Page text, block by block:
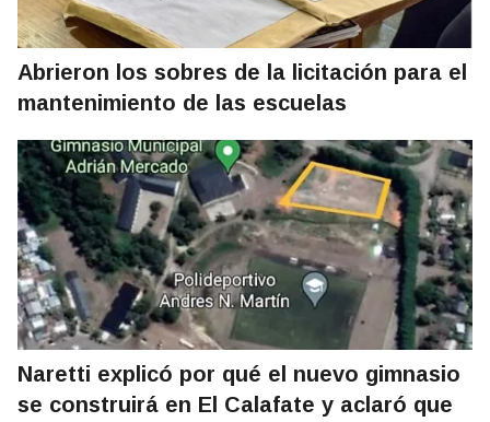
Abrieron los sobres de la licitación para el
mantenimiento de las escuelas
Naretti explicó por qué el nuevo gimnasio
se construirá en El Calafate y aclaró que